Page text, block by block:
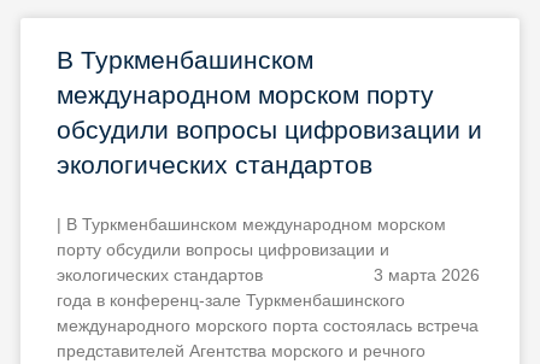
В Туркменбашинском
международном морском порту
обсудили вопросы цифровизации и
экологических стандартов
| В Туркменбашинском международном морском
порту обсудили вопросы цифровизации и
экологических стандартов 3 марта 2026
года в конференц-зале Туркменбашинского
международного морского порта состоялась встреча
представителей Агентства морского и речного